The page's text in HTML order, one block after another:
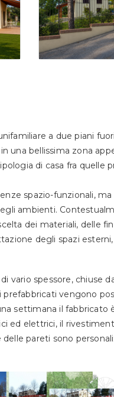
a due piani
una bellissima zona
di casa fra quelle
spazio-funzionali,
ambienti.
dei materiali, delle
degli spazi
vario spessore, chiuse
vengono
settimana il
ed elettrici, il
pareti sono